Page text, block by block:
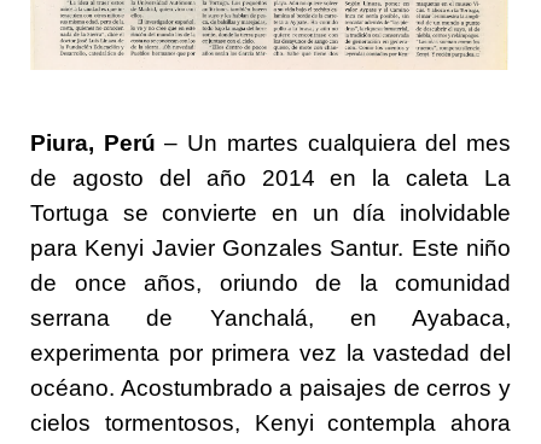
Piura, Perú – Un martes cualquiera del mes
de agosto del año 2014 en la caleta La
Tortuga se convierte en un día inolvidable
para Kenyi Javier Gonzales Santur. Este niño
de once años, oriundo de la comunidad
serrana de Yanchalá, en Ayabaca,
experimenta por primera vez la vastedad del
océano. Acostumbrado a paisajes de cerros y
cielos tormentosos, Kenyi contempla ahora